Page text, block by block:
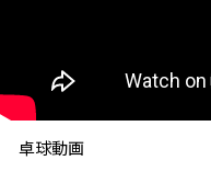
卓球動画